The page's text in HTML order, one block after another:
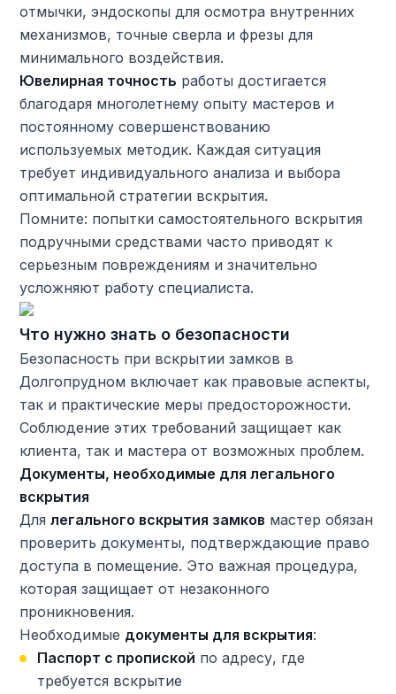
отмычки, эндоскопы для осмотра внутренних
механизмов, точные сверла и фрезы для
минимального воздействия.
Ювелирная точность работы достигается
благодаря многолетнему опыту мастеров и
постоянному совершенствованию
используемых методик. Каждая ситуация
требует индивидуального анализа и выбора
оптимальной стратегии вскрытия.
Помните: попытки самостоятельного вскрытия
подручными средствами часто приводят к
серьезным повреждениям и значительно
усложняют работу специалиста.
Что нужно знать о безопасности
Безопасность при вскрытии замков в
Долгопрудном включает как правовые аспекты,
так и практические меры предосторожности.
Соблюдение этих требований защищает как
клиента, так и мастера от возможных проблем.
Документы, необходимые для легального
вскрытия
Длялегального вскрытия замков мастер обязан
проверить документы, подтверждающие право
доступа в помещение. Это важная процедура,
которая защищает от незаконного
проникновения.
Необходимые документы для вскрытия:
Паспорт с пропиской по адресу, где
требуется вскрытие